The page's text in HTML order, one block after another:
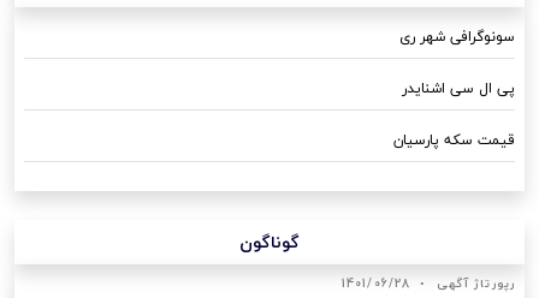
سونوگرافی شهر ری
پی ال سی اشنایدر
قیمت سکه پارسیان
گوناگون
رپورتاژ آگهی •
1401/06/28